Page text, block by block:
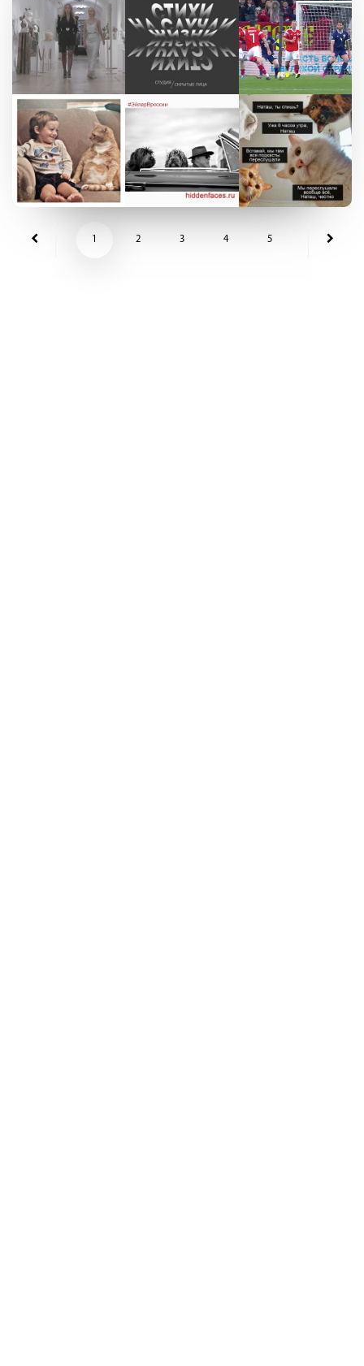
1 2 3 4 5